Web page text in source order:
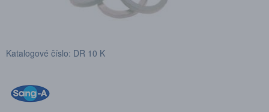
Katalogové číslo: DR 10 K